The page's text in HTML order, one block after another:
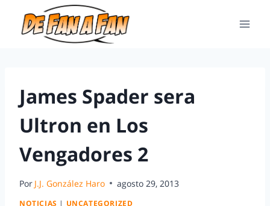
James Spader sera
Ultron en Los
Vengadores 2
Por J.J. González Haro agosto 29, 2013
NOTICIAS | UNCATEGORIZED